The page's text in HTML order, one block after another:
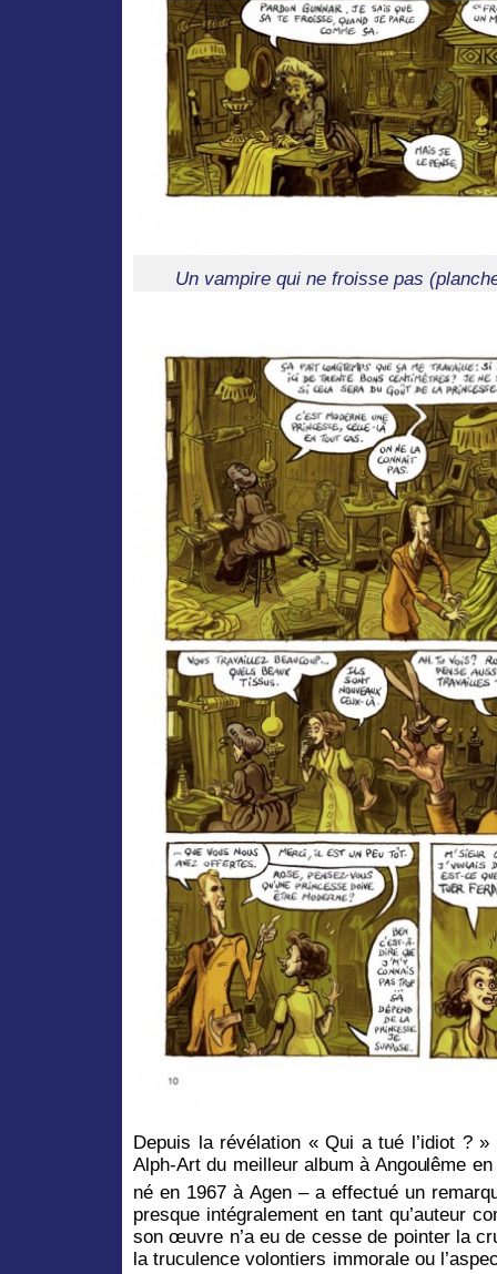
Un vampire qui ne froisse pas
Depuis la révélation « Qui a tué l’idiot ?
Alph-Art du meilleur album à Angoulême
né en 1967 à Agen – a effectué un
presque intégralement en tant qu’auteur
son œuvre n’a eu de cesse de pointer la
la truculence volontiers immorale ou